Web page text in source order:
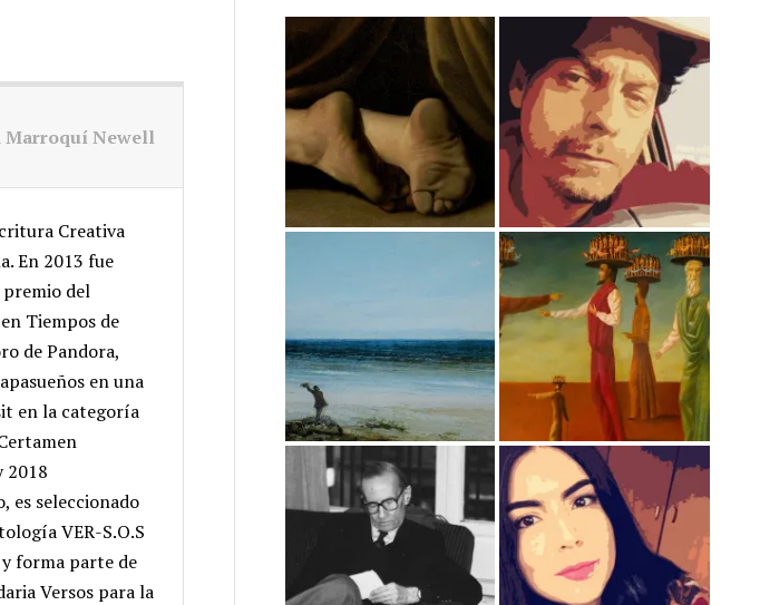
Marroquí Newell
Creativa
En 2013 fue
del
Tiempos de
de Pandora,
en una
en la categoría
2018
es seleccionado
VER-S.O.S
forma parte de
Versos para la